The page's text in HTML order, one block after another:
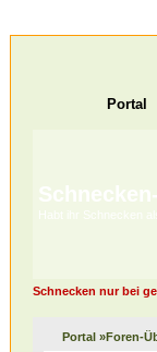
Portal
Habt ihr Schnecken
Schnecken nur bei
Portal»Foren-